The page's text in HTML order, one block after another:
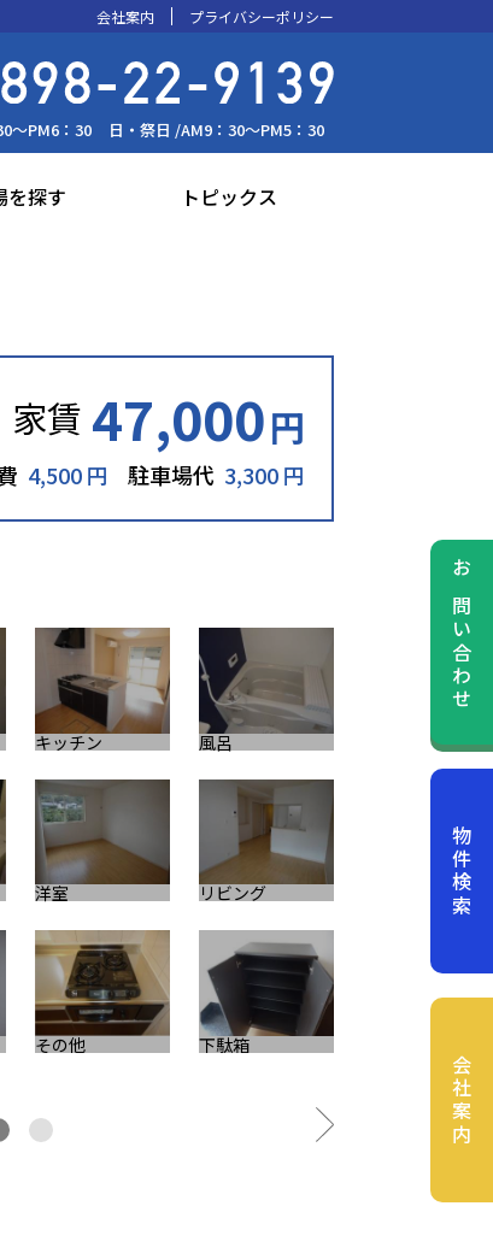
会社案内 プライバシーポリシー
～PM6：30 日・祭日 /AM9：30～PM5：30
を探す トピックス
家賃 47,000円
4,500 円 駐車場代 3,300 円
キッチン
キッチン 風呂
洋室 リビング
その他 下駄箱
モニターホン
お問い合わせ
物件検索
会社案内